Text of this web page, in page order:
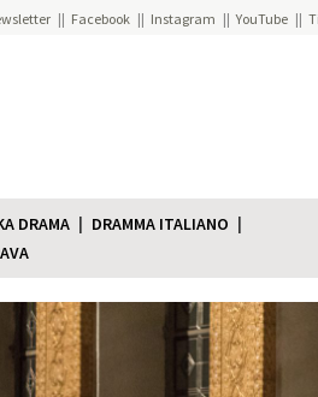
Facebook Instagram YouTube
DRAMA
DRAMMA ITALIANO